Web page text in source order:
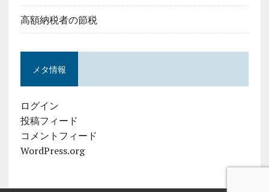
高額納税者の節税
メタ情報
ログイン
投稿フィード
コメントフィード
WordPress.org